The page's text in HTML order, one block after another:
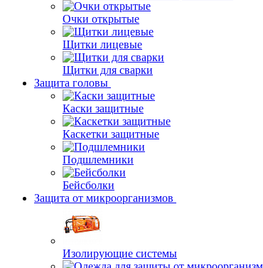
Очки открытые
Щитки лицевые
Щитки для сварки
Защита головы
Каски защитные
Каскетки защитные
Подшлемники
Бейсболки
Защита от микроорганизмов
Изолирующие системы